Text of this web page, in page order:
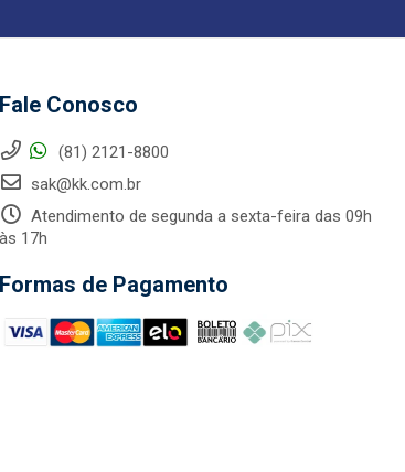
Fale Conosco
(81) 2121-8800
sak@kk.com.br
Atendimento de segunda a sexta-feira das 09h
às 17h
Formas de Pagamento